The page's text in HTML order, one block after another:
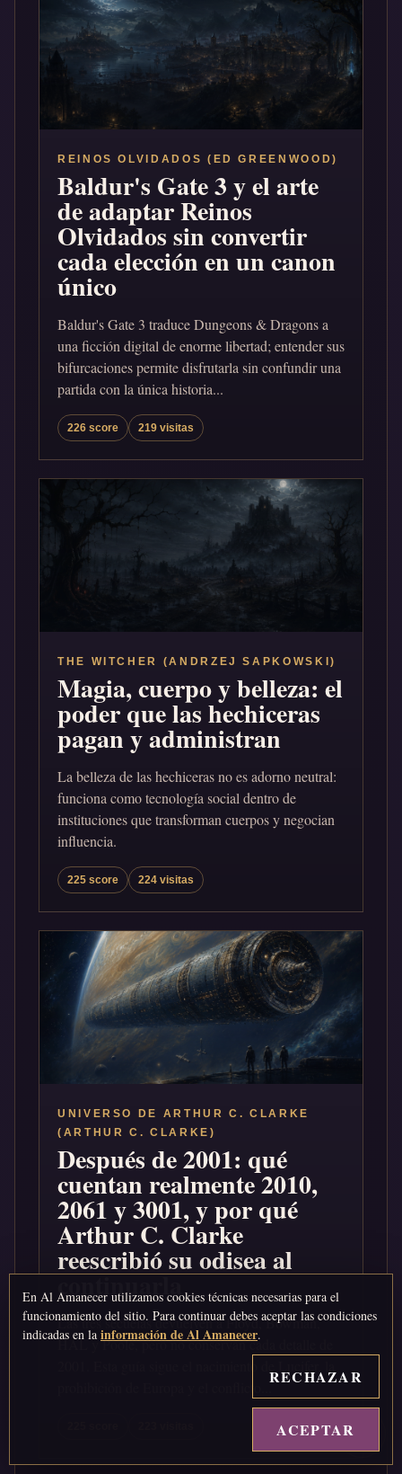
REINOS OLVIDADOS (ED GREENWOOD)
Baldur's Gate 3 y el arte
de adaptar Reinos
Olvidados sin convertir
cada elección en un canon
único
Baldur's Gate 3 traduce Dungeons & Dragons a
una ficción digital de enorme libertad; entender sus
bifurcaciones permite disfrutarla sin confundir una
partida con la única historia...
226 score 219 visitas
THE WITCHER (ANDRZEJ SAPKOWSKI)
Magia, cuerpo y belleza: el
poder que las hechiceras
pagan y administran
La belleza de las hechiceras no es adorno neutral:
funciona como tecnología social dentro de
instituciones que transforman cuerpos y negocian
influencia.
225 score 224 visitas
UNIVERSO DE ARTHUR C. CLARKE
(ARTHUR C. CLARKE)
Después de 2001: qué
cuentan realmente 2010,
2061 y 3001, y por qué
Arthur C. Clarke
reescribió su odisea al
continuarla
Las tres secuelas devuelven a Floyd, Bowman,
HAL y Poole, pero no conservan cada detalle de
prohibición de Europa y el conflicto...
En Al Amanecer utilizamos cookies técnicas necesarias para el
funcionamiento del sitio. Para continuar debes aceptar las condiciones
indicadas en la información de Al Amanecer.
RECHAZAR
ACEPTAR